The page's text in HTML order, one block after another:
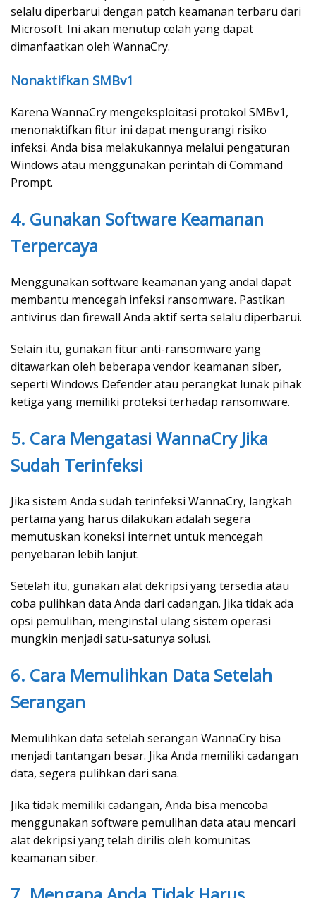
selalu diperbarui dengan patch keamanan terbaru dari
Microsoft. Ini akan menutup celah yang dapat
dimanfaatkan oleh WannaCry.
Nonaktifkan SMBv1
Karena WannaCry mengeksploitasi protokol SMBv1,
menonaktifkan fitur ini dapat mengurangi risiko
infeksi. Anda bisa melakukannya melalui pengaturan
Windows atau menggunakan perintah di Command
Prompt.
4. Gunakan Software Keamanan
Terpercaya
Menggunakan software keamanan yang andal dapat
membantu mencegah infeksi ransomware. Pastikan
antivirus dan firewall Anda aktif serta selalu diperbarui.
Selain itu, gunakan fitur anti-ransomware yang
ditawarkan oleh beberapa vendor keamanan siber,
seperti Windows Defender atau perangkat lunak pihak
ketiga yang memiliki proteksi terhadap ransomware.
5. Cara Mengatasi WannaCry Jika
Sudah Terinfeksi
Jika sistem Anda sudah terinfeksi WannaCry, langkah
pertama yang harus dilakukan adalah segera
memutuskan koneksi internet untuk mencegah
penyebaran lebih lanjut.
Setelah itu, gunakan alat dekripsi yang tersedia atau
coba pulihkan data Anda dari cadangan. Jika tidak ada
opsi pemulihan, menginstal ulang sistem operasi
mungkin menjadi satu-satunya solusi.
6. Cara Memulihkan Data Setelah
Serangan
Memulihkan data setelah serangan WannaCry bisa
menjadi tantangan besar. Jika Anda memiliki cadangan
data, segera pulihkan dari sana.
Jika tidak memiliki cadangan, Anda bisa mencoba
menggunakan software pemulihan data atau mencari
alat dekripsi yang telah dirilis oleh komunitas
keamanan siber.